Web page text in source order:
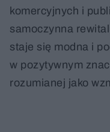
komercyjnych i
samoczynna
staje się modna i
w pozytywnym
rozumianej jako